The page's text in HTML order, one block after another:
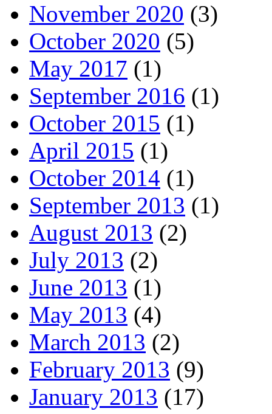
November 2020 (3)
October 2020 (5)
May 2017 (1)
September 2016 (1)
October 2015 (1)
April 2015 (1)
October 2014 (1)
September 2013 (1)
August 2013 (2)
July 2013 (2)
June 2013 (1)
May 2013 (4)
March 2013 (2)
February 2013 (9)
January 2013 (17)